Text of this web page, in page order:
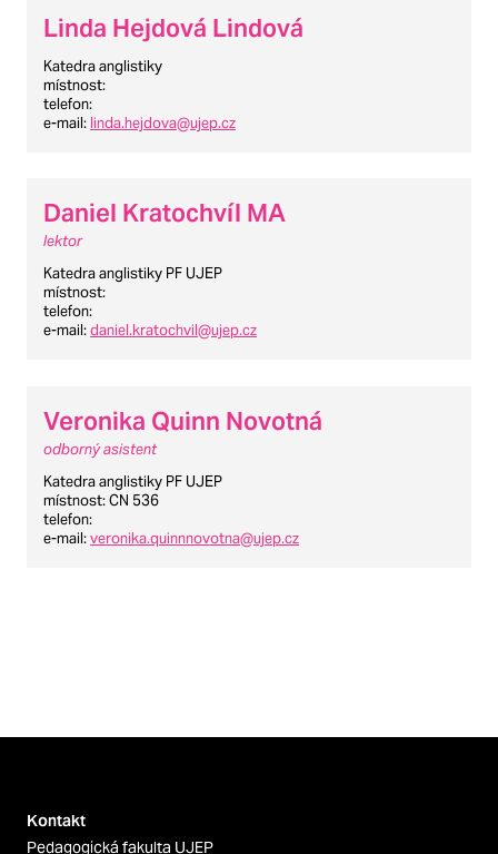
Linda Hejdová Lindová
Katedra anglistiky
místnost:
telefon:
e-mail: linda.hejdova@ujep.cz
Daniel Kratochvíl MA
lektor
Katedra anglistiky PF UJEP
místnost:
telefon:
e-mail:daniel.kratochvil@ujep.cz
Veronika Quinn Novotná
odborný asistent
Katedra anglistiky PF UJEP
místnost: CN 536
telefon:
e-mail:veronika.quinnnovotna@ujep.cz
Kontakt
Pedagogická fakulta UJEP